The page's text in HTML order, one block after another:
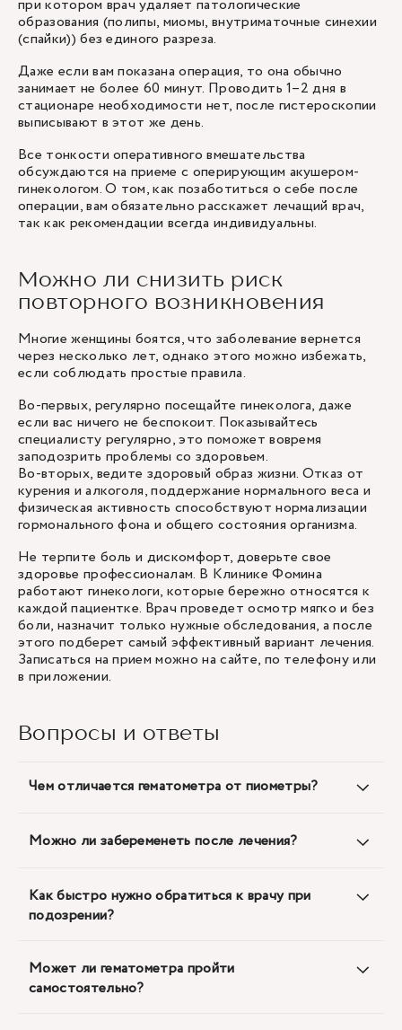
при котором врач удаляет патологические
образования (полипы, миомы, внутриматочные синехии
(спайки)) без единого разреза.
Даже если вам показана операция, то она обычно
занимает не более 60 минут. Проводить 1–2 дня в
стационаре необходимости нет, после гистероскопии
выписывают в этот же день.
Все тонкости оперативного вмешательства
обсуждаются на приеме с оперирующим акушером-
гинекологом. О том, как позаботиться о себе после
операции, вам обязательно расскажет лечащий врач,
так как рекомендации всегда индивидуальны.
Можно ли снизить риск
повторного возникновения
Многие женщины боятся, что заболевание вернется
через несколько лет, однако этого можно избежать,
если соблюдать простые правила.
Во-первых, регулярно посещайте гинеколога, даже
если вас ничего не беспокоит. Показывайтесь
специалисту регулярно, это поможет вовремя
заподозрить проблемы со здоровьем.
Во-вторых, ведите здоровый образ жизни. Отказ от
курения и алкоголя, поддержание нормального веса и
физическая активность способствуют нормализации
гормонального фона и общего состояния организма.
Не терпите боль и дискомфорт, доверьте свое
здоровье профессионалам. В Клинике Фомина
работают гинекологи, которые бережно относятся к
каждой пациентке. Врач проведет осмотр мягко и без
боли, назначит только нужные обследования, а после
этого подберет самый эффективный вариант лечения.
Записаться на прием можно на сайте, по телефону или
в приложении.
Вопросы и ответы
Чем отличается гематометра от пиометры?
Можно ли забеременеть после лечения?
Как быстро нужно обратиться к врачу при
подозрении?
Может ли гематометра пройти
самостоятельно?